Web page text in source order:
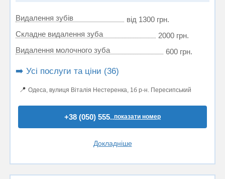
Видалення зубів
від 1300 грн.
Складне видалення зуба
2000 грн.
Видалення молочного зуба
600 грн.
➡️ Усі послуги та ціни (36)
📍 Одеса, вулиця Віталія Нестеренка, 1б р-н. Пересипський
+38 (050) 555..показати номер
Докладніше